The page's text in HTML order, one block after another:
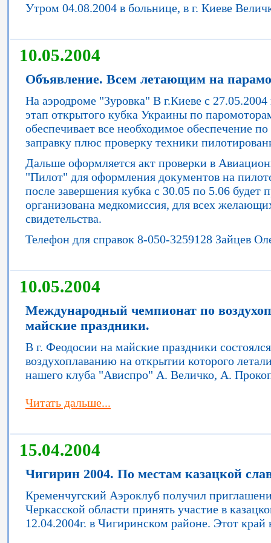
Утром 04.08.2004 в больнице, в г. Киеве
10.05.2004
Объявление. Всем летающим на
На аэродроме "Зуровка" В г.Киеве с
этап открытого кубка Украины по
обеспечивает все необходимое обеспечение
заправку плюс проверку техники
Дальше оформляется акт проверки в
"Пилот" для оформления документов на
после завершения кубка с 30.05 по 5.06 будет
организована медкомиссия, для всех
свидетельства.
Телефон для справок 8-050-3259128 Зайцев
10.05.2004
Международный чемпионат по
майские праздники.
В г. Феодосии на майские праздники
воздухоплаванию на открытии которого
нашего клуба "Ависпро" А. Величко, А.
Читать дальше...
15.04.2004
Чигирин 2004. По местам казацкой
Кременчугский Аэроклуб получил
Черкасской области принять участие в
12.04.2004г. в Чигиринском районе. Этот